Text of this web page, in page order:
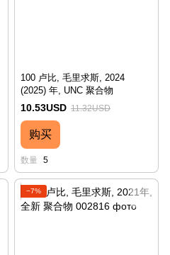
100 卢比, 毛里求斯, 2024
(2025) 年, UNC 聚合物
10.53USD 11.32USD
购买
数量 5
−7%